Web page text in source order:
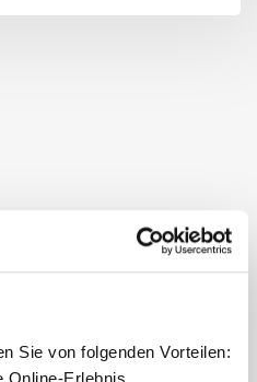
Sie von folgenden Vorteilen: